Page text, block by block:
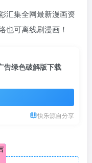
汇集全网最新漫画资
也可离线刷漫画！
告绿色破解版下载
快乐源自分享